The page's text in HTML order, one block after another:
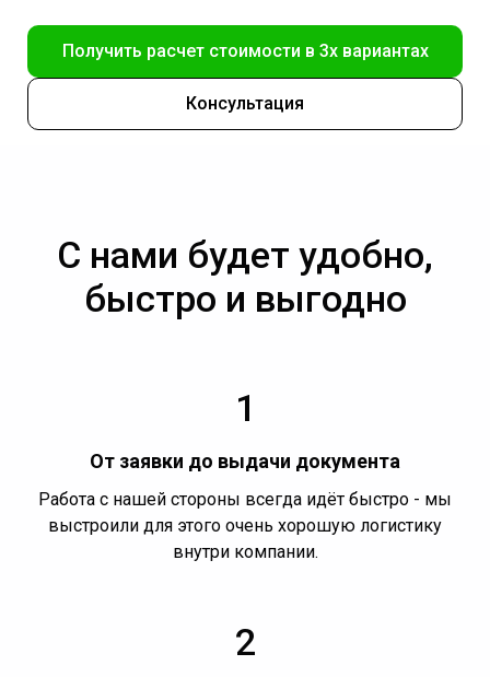
Получить расчет стоимости в 3х вариантах
Консультация
С нами будет удобно,
быстро и выгодно
1
От заявки до выдачи документа
Работа с нашей стороны всегда идёт быстро - мы
выстроили для этого очень хорошую логистику
внутри компании.
2